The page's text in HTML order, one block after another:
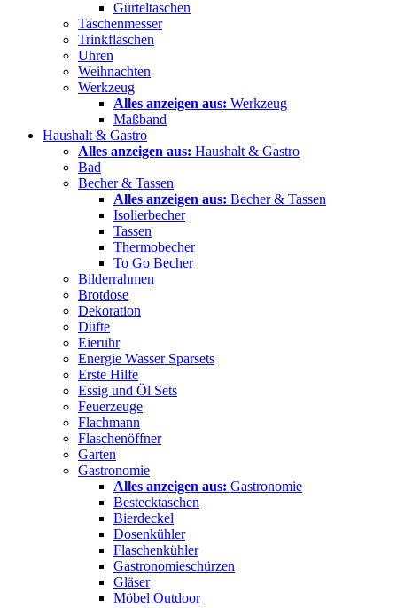
Gürteltaschen
Taschenmesser
Trinkflaschen
Uhren
Weihnachten
Werkzeug
Alles anzeigen aus: Werkzeug
Maßband
Haushalt & Gastro
Alles anzeigen aus: Haushalt & Gastro
Bad
Becher & Tassen
Alles anzeigen aus: Becher & Tassen
Isolierbecher
Tassen
Thermobecher
To Go Becher
Bilderrahmen
Brotdose
Dekoration
Düfte
Eieruhr
Energie Wasser Sparsets
Erste Hilfe
Essig und Öl Sets
Feuerzeuge
Flachmann
Flaschenöffner
Garten
Gastronomie
Alles anzeigen aus: Gastronomie
Bestecktaschen
Bierdeckel
Dosenkühler
Flaschenkühler
Gastronomieschürzen
Gläser
Möbel Outdoor